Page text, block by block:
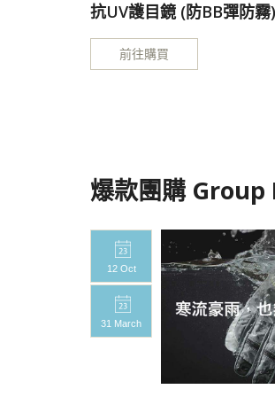
抗UV護目鏡 (防BB彈防霧)
前往購買
爆款團購 Group
12 Oct
31 March